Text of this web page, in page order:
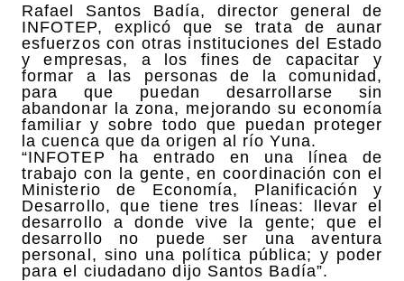
Rafael Santos Badía, director general de
INFOTEP, explicó que se trata de aunar
esfuerzos con otras instituciones del Estado
y empresas, a los fines de capacitar y
formar a las personas de la comunidad,
para que puedan desarrollarse sin
abandonar la zona, mejorando su economía
familiar y sobre todo que puedan proteger
la cuenca que da origen al río Yuna.
“INFOTEP ha entrado en una línea de
trabajo con la gente, en coordinación con el
Ministerio de Economía, Planificación y
Desarrollo, que tiene tres líneas: llevar el
desarrollo a donde vive la gente; que el
desarrollo no puede ser una aventura
personal, sino una política pública; y poder
para el ciudadano dijo Santos Badía”.